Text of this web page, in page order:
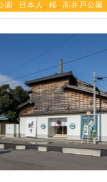
園 日本人 桜 ,高井戸公園